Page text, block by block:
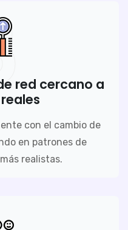
red cercano a
con el cambio de
en patrones de
realistas.